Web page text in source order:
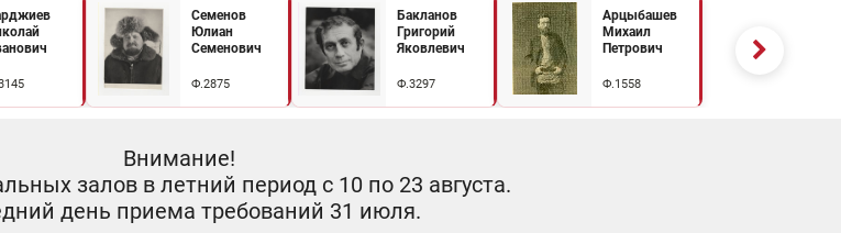
Семенов
Юлиан
Семенович
Ф.2875
Бакланов
Григорий
Яковлевич
Ф.3297
Арцыбашев
Михаил
Петрович
Ф.1558
Внимание!
залов в летний период с 10 по 23 августа.
день приема требований 31 июля.